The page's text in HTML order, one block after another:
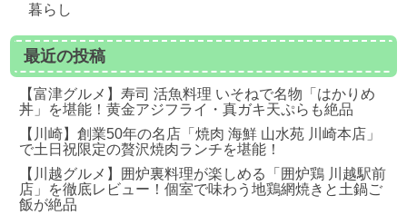
暮らし
最近の投稿
【富津グルメ】寿司 活魚料理 いそねで名物「はかりめ
丼」を堪能！黄金アジフライ・真ガキ天ぷらも絶品
【川崎】創業50年の名店「焼肉 海鮮 山水苑 川崎本店」
で土日祝限定の贅沢焼肉ランチを堪能！
【川越グルメ】囲炉裏料理が楽しめる「囲炉鶏 川越駅前
店」を徹底レビュー！個室で味わう地鶏網焼きと土鍋ご
飯が絶品